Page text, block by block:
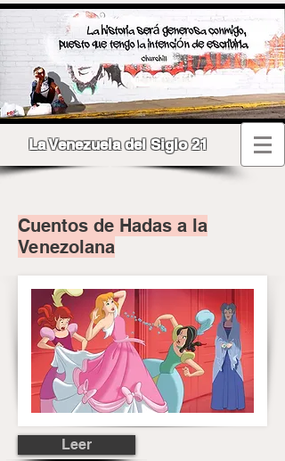
La Venezuela del Siglo 21
Cuentos de Hadas a la
Venezolana
Leer